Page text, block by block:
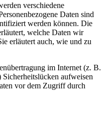
verschiedene
Daten sind
werden können. Die
welche Daten wir
erläutert auch, wie und zu
im Internet (z. B.
aufweisen
vor dem Zugriff durch